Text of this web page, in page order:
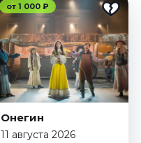
от 1 000 ₽
Онегин
11 августа 2026